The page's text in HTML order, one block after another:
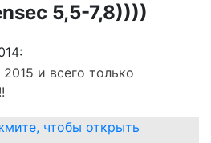
5,5-7,8))))
и всего только